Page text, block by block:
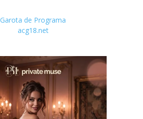
Garota de Programa
acg18.net